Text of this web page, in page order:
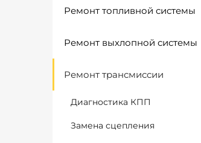
Ремонт топливной системы
Ремонт выхлопной системы
Ремонт трансмиссии
Диагностика КПП
Замена сцепления